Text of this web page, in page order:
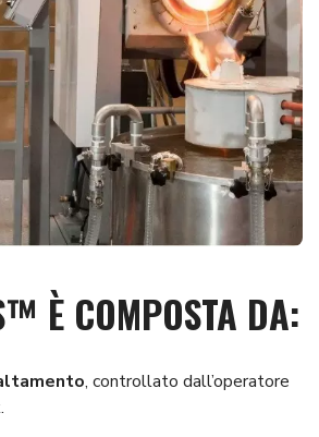
È COMPOSTA DA:
, controllato dall’operatore